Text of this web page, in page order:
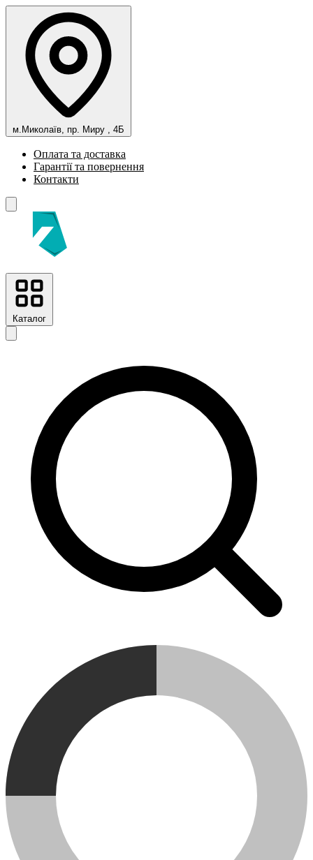
м.Миколаїв, пр. Миру , 4Б
Оплата та доставка
Гарантії та повернення
Контакти
Каталог